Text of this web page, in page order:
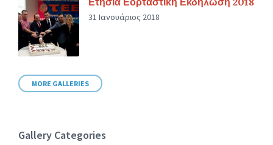
31 Ιανουάριος 2018
MORE GALLERIES
Gallery Categories